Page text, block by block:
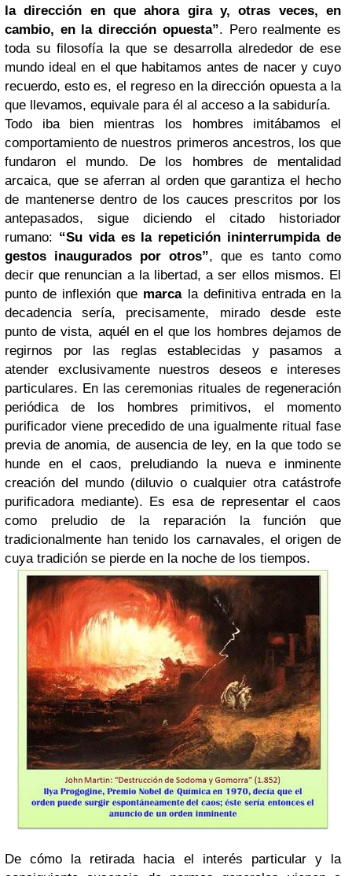
la dirección en que ahora gira y, otras veces, en
cambio, en la dirección opuesta”. Pero realmente es
toda su filosofía la que se desarrolla alrededor de ese
mundo ideal en el que habitamos antes de nacer y cuyo
recuerdo, esto es, el regreso en la dirección opuesta a la
que llevamos, equivale para él al acceso a la sabiduría.
Todo iba bien mientras los hombres imitábamos el
comportamiento de nuestros primeros ancestros, los que
fundaron el mundo. De los hombres de mentalidad
arcaica, que se aferran al orden que garantiza el hecho
de mantenerse dentro de los cauces prescritos por los
antepasados, sigue diciendo el citado historiador
rumano: “Su vida es la repetición ininterrumpida de
gestos inaugurados por otros”, que es tanto como
decir que renuncian a la libertad, a ser ellos mismos. El
punto de inflexión que marcala definitiva entrada en la
decadencia sería, precisamente, mirado desde este
punto de vista, aquél en el que los hombres dejamos de
regirnos por las reglas establecidas y pasamos a
atender exclusivamente nuestros deseos e intereses
particulares. En las ceremonias rituales de regeneración
periódica de los hombres primitivos, el momento
purificador viene precedido de una igualmente ritual fase
previa de anomia, de ausencia de ley, en la que todo se
hunde en el caos, preludiando la nueva e inminente
creación del mundo (diluvio o cualquier otra catástrofe
purificadora mediante). Es esa de representar el caos
como preludio de la reparación la función que
tradicionalmente han tenido los carnavales, el origen de
cuya tradición se pierde en la noche de los tiempos.
De cómo la retirada hacia el interés particular y la